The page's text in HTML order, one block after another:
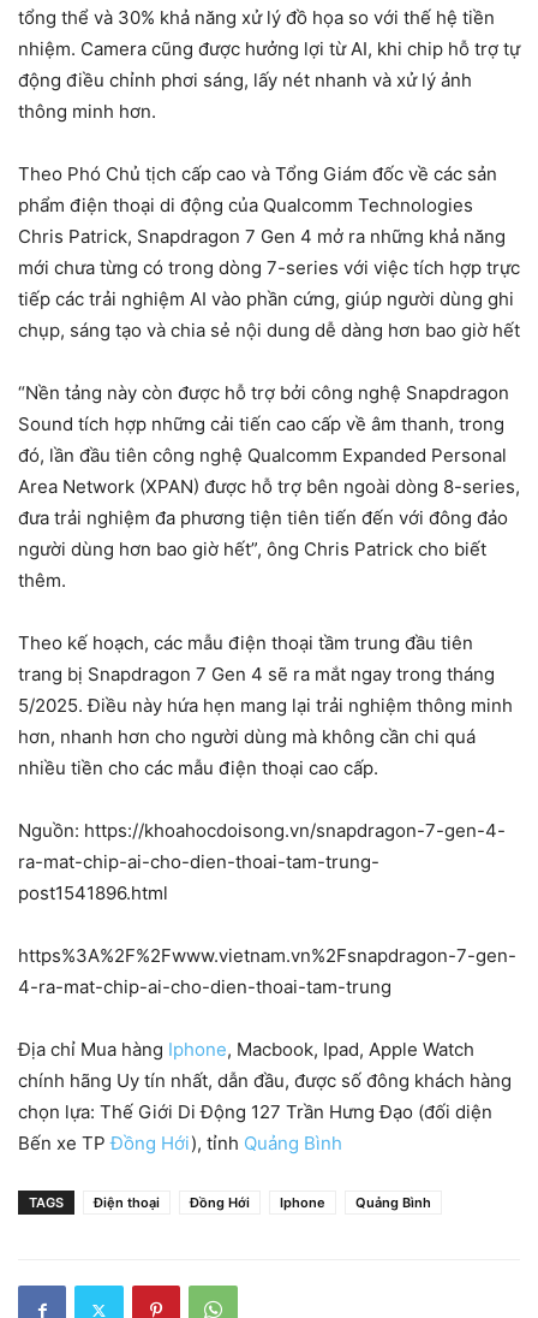
tổng thể và 30% khả năng xử lý đồ họa so với thế hệ tiền
nhiệm. Camera cũng được hưởng lợi từ AI, khi chip hỗ trợ tự
động điều chỉnh phơi sáng, lấy nét nhanh và xử lý ảnh
thông minh hơn.
Theo Phó Chủ tịch cấp cao và Tổng Giám đốc về các sản
phẩm điện thoại di động của Qualcomm Technologies
Chris Patrick, Snapdragon 7 Gen 4 mở ra những khả năng
mới chưa từng có trong dòng 7-series với việc tích hợp trực
tiếp các trải nghiệm AI vào phần cứng, giúp người dùng ghi
chụp, sáng tạo và chia sẻ nội dung dễ dàng hơn bao giờ hết
“Nền tảng này còn được hỗ trợ bởi công nghệ Snapdragon
Sound tích hợp những cải tiến cao cấp về âm thanh, trong
đó, lần đầu tiên công nghệ Qualcomm Expanded Personal
Area Network (XPAN) được hỗ trợ bên ngoài dòng 8-series,
đưa trải nghiệm đa phương tiện tiên tiến đến với đông đảo
người dùng hơn bao giờ hết”, ông Chris Patrick cho biết
thêm.
Theo kế hoạch, các mẫu điện thoại tầm trung đầu tiên
trang bị Snapdragon 7 Gen 4 sẽ ra mắt ngay trong tháng
5/2025. Điều này hứa hẹn mang lại trải nghiệm thông minh
hơn, nhanh hơn cho người dùng mà không cần chi quá
nhiều tiền cho các mẫu điện thoại cao cấp.
Nguồn: https://khoahocdoisong.vn/snapdragon-7-gen-4-
ra-mat-chip-ai-cho-dien-thoai-tam-trung-
post1541896.html
https%3A%2F%2Fwww.vietnam.vn%2Fsnapdragon-7-gen-
4-ra-mat-chip-ai-cho-dien-thoai-tam-trung
Địa chỉ Mua hàng Iphone, Macbook, Ipad, Apple Watch
chính hãng Uy tín nhất, dẫn đầu, được số đông khách hàng
chọn lựa: Thế Giới Di Động 127 Trần Hưng Đạo (đối diện
Bến xe TPĐồng Hới), tỉnh Quảng Bình
TAGS Điện thoại Đồng Hới Iphone Quảng Bình